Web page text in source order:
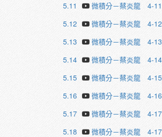
5.11
微積分－蔡炎龍 4-
5.12
微積分－蔡炎龍 4-
5.13
微積分－蔡炎龍 4-
5.14
微積分－蔡炎龍 4-
5.15
微積分－蔡炎龍 4-
5.16
微積分－蔡炎龍 4-
5.17
微積分－蔡炎龍 4-
5.18
微積分－蔡炎龍 4-